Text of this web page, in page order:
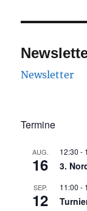
Newsletter
Termine
AUG.
16
12:30 -
3.
SEP.
12
11:00 -